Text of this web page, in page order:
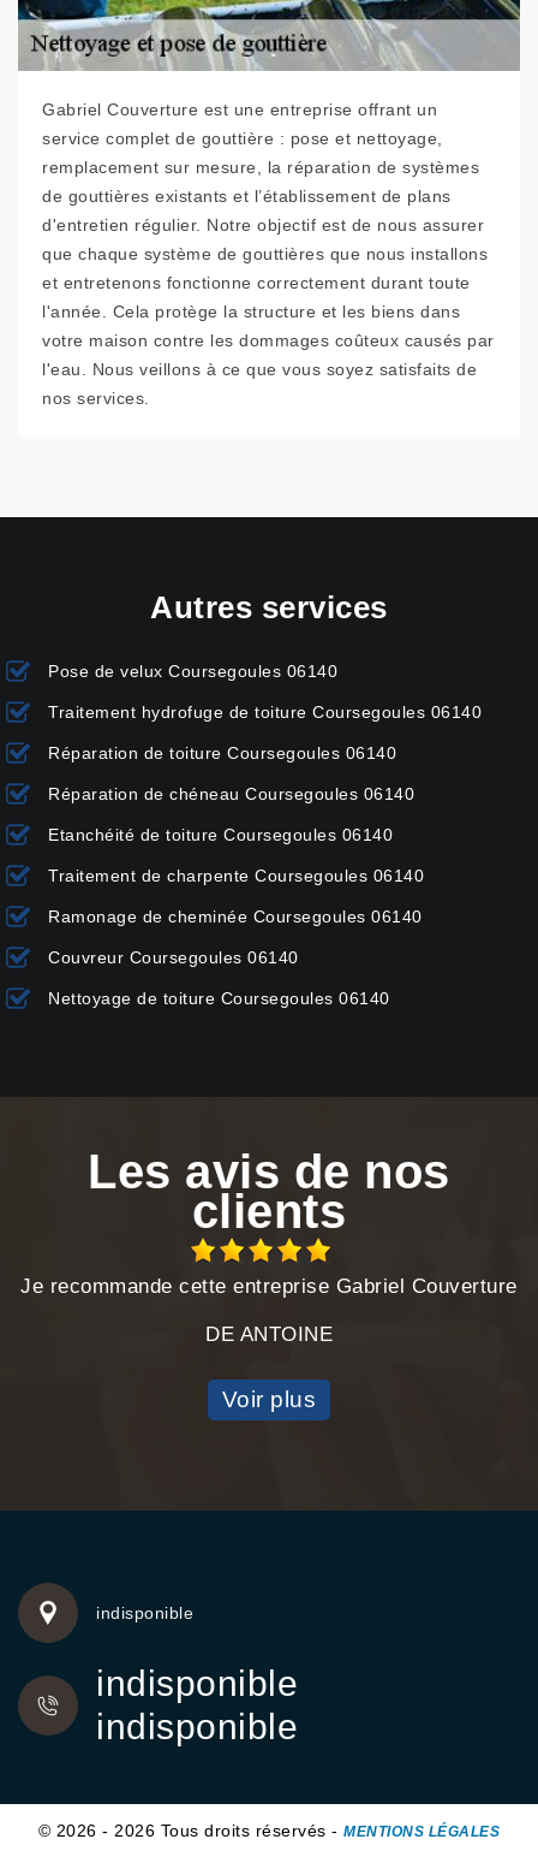
Gabriel Couverture est une entreprise offrant un
service complet de gouttière : pose et nettoyage,
remplacement sur mesure, la réparation de systèmes
de gouttières existants et l’établissement de plans
d'entretien régulier. Notre objectif est de nous assurer
que chaque système de gouttières que nous installons
et entretenons fonctionne correctement durant toute
l'année. Cela protège la structure et les biens dans
votre maison contre les dommages coûteux causés par
l'eau. Nous veillons à ce que vous soyez satisfaits de
nos services.
Autres services
Pose de velux Coursegoules 06140
Traitement hydrofuge de toiture Coursegoules 06140
Réparation de toiture Coursegoules 06140
Réparation de chéneau Coursegoules 06140
Etanchéité de toiture Coursegoules 06140
Traitement de charpente Coursegoules 06140
Ramonage de cheminée Coursegoules 06140
Couvreur Coursegoules 06140
Nettoyage de toiture Coursegoules 06140
Les avis de nos
clients
Je recommande cette entreprise Gabriel Couverture
DE ANTOINE
Voir plus
indisponible
indisponible
indisponible
© 2026 - 2026 Tous droits réservés -MENTIONS LÉGALES